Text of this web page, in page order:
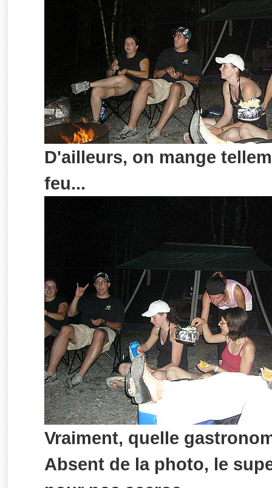
D'ailleurs, on mange
feu...
Vraiment, quelle
Absent de la photo, le